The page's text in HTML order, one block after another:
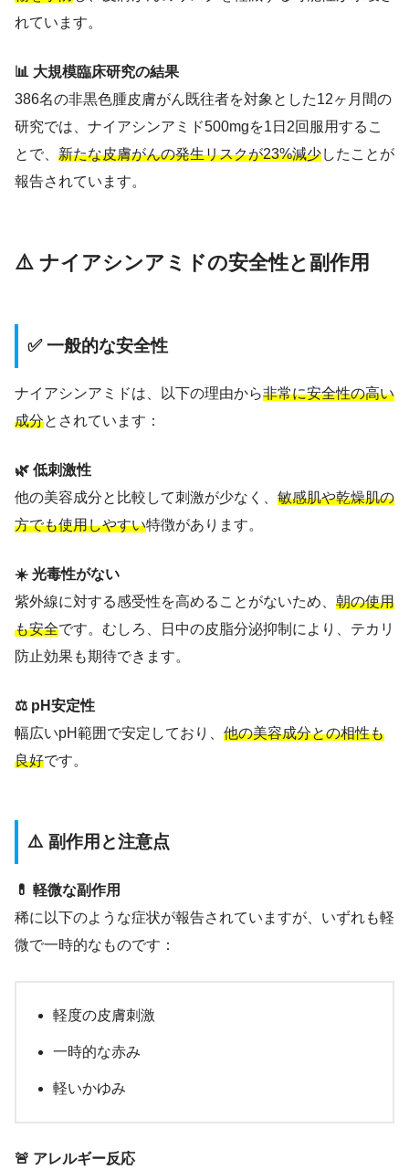
れています。
📊 大規模臨床研究の結果
386名の非黒色腫皮膚がん既往者を対象とした12ヶ月間の
研究では、ナイアシンアミド500mgを1日2回服用するこ
とで、 新たな皮膚がんの発生リスクが23%減少したことが
報告されています。
⚠️ ナイアシンアミドの安全性と副作用
✅ 一般的な安全性
ナイアシンアミドは、以下の理由から非常に安全性の高い
成分とされています：
🌿 低刺激性
他の美容成分と比較して刺激が少なく、 敏感肌や乾燥肌の
方でも使用しやすい特徴があります。
☀️ 光毒性がない
紫外線に対する感受性を高めることがないため、 朝の使用
も安全です。むしろ、日中の皮脂分泌抑制により、テカリ
防止効果も期待できます。
⚖️ pH安定性
幅広いpH範囲で安定しており、 他の美容成分との相性も
良好です。
⚠️ 副作用と注意点
💊 軽微な副作用
稀に以下のような症状が報告されていますが、いずれも軽
微で一時的なものです：
軽度の皮膚刺激
一時的な赤み
軽いかゆみ
🚨 アレルギー反応